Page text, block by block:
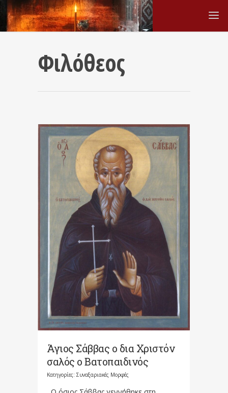
Φιλόθεος
Άγιος Σάββας ο δια Χριστόν
σαλός ο Βατοπαιδινός
Κατηγορίες: Συναξαριακές Μορφές